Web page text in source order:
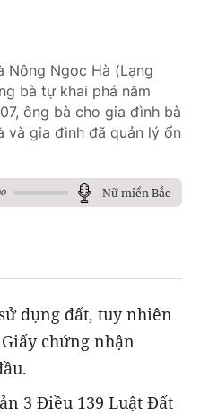
Nông Ngọc Hà (Lạng
bà tự khai phá năm
ông bà cho gia đình bà
và gia đình đã quản lý ổn
Nữ miền Bắc
dụng đất, tuy nhiên
chứng nhận
3 Điều 139 Luật Đất